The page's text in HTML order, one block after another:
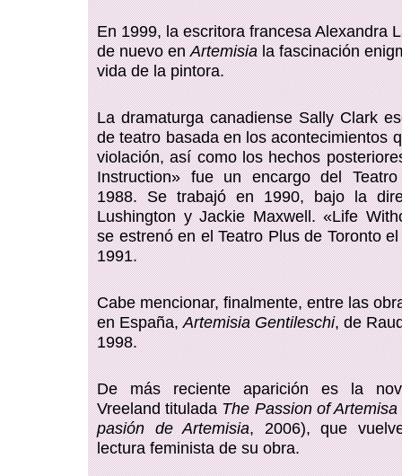
En 1999, la escritora francesa Alexandra
de nuevo enArtemisiala fascinación
vida de la pintora.
La dramaturga canadiense Sally Clark
de teatro basada en los acontecimientos
violación, así como los hechos
Instruction» fue un encargo del
1988. Se trabajó en 1990, bajo la
Lushington y Jackie Maxwell. «Life
se estrenó en el Teatro Plus de Toronto
1991.
Cabe mencionar, finalmente, entre las
en España,Artemisia Gentileschi, de
1998.
De más reciente aparición es la
Vreeland tituladaThe Passion of Artemisa
pasión de Artemisia, 2006), que
lectura feminista de su obra.